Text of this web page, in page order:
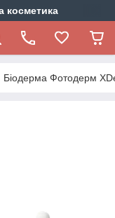
косметика
Біодерма Фотодерм